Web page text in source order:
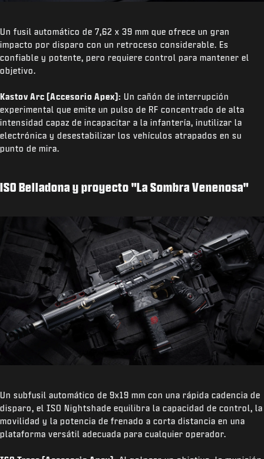
Un fusil automático de 7,62 x 39 mm que ofrece un gran
impacto por disparo con un retroceso considerable. Es
confiable y potente, pero requiere control para mantener el
objetivo.
Kastov Arc (Accesorio Apex): Un cañón de interrupción
experimental que emite un pulso de RF concentrado de alta
intensidad capaz de incapacitar a la infantería, inutilizar la
electrónica y desestabilizar los vehículos atrapados en su
punto de mira.
ISO Belladona y proyecto "La Sombra Venenosa"
Un subfusil automático de 9x19 mm con una rápida cadencia de
disparo, el ISO Nightshade equilibra la capacidad de control, la
movilidad y la potencia de frenado a corta distancia en una
plataforma versátil adecuada para cualquier operador.